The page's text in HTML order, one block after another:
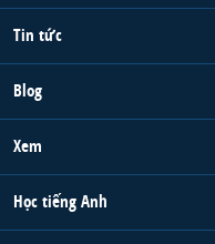
Tin tức
Blog
Xem
Học tiếng Anh